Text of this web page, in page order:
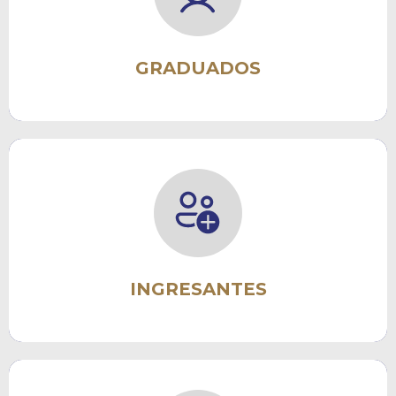
GRADUADOS
Bolsa de Trabajo
Oferta de Posgrado
INGRESANTES
Carreras de Grado
Programa de Ambientación
Mayores de 25 años